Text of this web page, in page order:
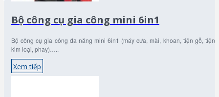
Bộ công cụ gia công mini 6in1
Bộ công cụ gia công đa năng mini 6in1 (máy cưa, mài, khoan, tiện gỗ, tiện
kim loại, phay)…..
Xem tiếp